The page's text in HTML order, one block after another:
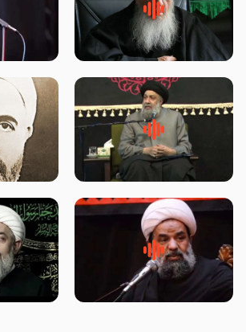
زوّار اربعین امام حسین (علیه
السلام) با این اشتیاق به زیارت
روضه
حسن
لقب حضرت رقیه سلام الله علیها به
چه معناست – حجت الاسلام علوی
روضه‌ی
اسارت
محدث زاده
سلام جوانی که امام حسین علیه
السلام خودش جوابش را دادند
زیارتی که
طولانی